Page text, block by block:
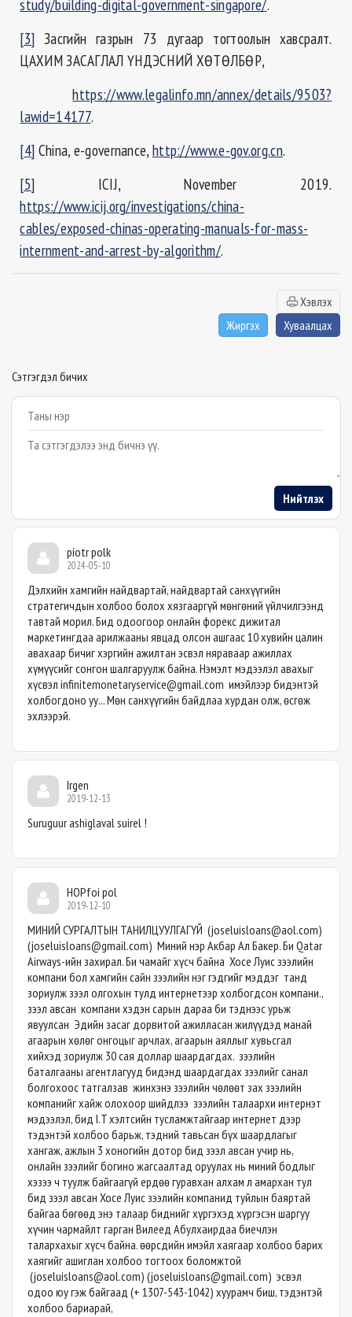
study/building-digital-government-singapore/.
[3] Засгийн газрын 73 дугаар тогтоолын хавсралт.
ЦАХИМ ЗАСАГЛАЛ ҮНДЭСНИЙ ХӨТӨЛБӨР,
https://www.legalinfo.mn/annex/details/9503?
lawid=14177.
[4] China, e-governance,http://www.e-gov.org.cn.
[5] ICIJ, November 2019.
https://www.icij.org/investigations/china-
cables/exposed-chinas-operating-manuals-for-mass-
internment-and-arrest-by-algorithm/.
Хэвлэх
Жиргэх
Хуваалцах
Сэтгэгдэл бичих
Example textarea
Нийтлэх
piotr polk
2024-05-10
Дэлхийн хамгийн найдвартай, найдвартай санхүүгийн
стратегичдын холбоо болох хязгааргүй мөнгөний үйлчилгээнд
тавтай морил. Бид одоогоор онлайн форекс дижитал
маркетингдаа арилжааны явцад олсон ашгаас 10 хувийн цалин
авахаар бичиг хэргийн ажилтан эсвэл няраваар ажиллах
хүмүүсийг сонгон шалгаруулж байна. Нэмэлт мэдээлэл авахыг
хүсвэл infinitemonetaryservice@gmail.com имэйлээр бидэнтэй
холбогдоно уу... Мөн санхүүгийн байдлаа хурдан олж, өсгөж
эхлээрэй.
Irgen
2019-12-13
Suruguur ashiglaval suirel !
HOPfoi pol
2019-12-10
МИНИЙ СУРГАЛТЫН ТАНИЛЦУУЛГАГҮЙ (joseluisloans@aol.com)
(joseluisloans@gmail.com) Миний нэр Акбар Ал Бакер. Би Qatar
Airways-ийн захирал. Би чамайг хүсч байна Хосе Луис зээлийн
компани бол хамгийн сайн зээлийн нэг гэдгийг мэддэг танд
зориулж зээл олгохын тулд интернетээр холбогдсон компани.,
зээл авсан компани хэдэн сарын дараа би тэднээс урьж
явуулсан Эдийн засаг дорвитой ажилласан жилүүдэд манай
агаарын хөлөг онгоцыг арчлах, агаарын аяллыг хувьсгал
хийхэд зориулж 30 сая доллар шаардагдах. зээлийн
баталгааны агентлагууд бидэнд шаардагдах зээлийг санал
болгохоос татгалзав жинхэнэ зээлийн чөлөөт зах зээлийн
компанийг хайж олохоор шийдлээ зээлийн талаархи интернэт
мэдээлэл, бид I.T хэлтсийн тусламжтайгаар интернет дээр
тэдэнтэй холбоо барьж, тэдний тавьсан бүх шаардлагыг
хангаж, ажлын 3 хоногийн дотор бид зээл авсан учир нь,
онлайн зээлийг богино жагсаалтад оруулах нь миний бодлыг
хэзээ ч туулж байгаагүй ердөө гуравхан алхам л амархан тул
бид зээл авсан Хосе Луис зээлийн компанид туйлын баяртай
байгаа бөгөөд энэ талаар биднийг хүргэхэд хүргэсэн шаргуу
хүчин чармайлт гарган Вилеед Абулхаирдаа биечлэн
талархахыг хүсч байна. өөрсдийн имэйл хаягаар холбоо барих
хаягийг ашиглан холбоо тогтоох боломжтой
(joseluisloans@aol.com) (joseluisloans@gmail.com) эсвэл
одоо юу гэж байгаад (+ 1307-543-1042) хуурамч биш, тэдэнтэй
холбоо бариарай,